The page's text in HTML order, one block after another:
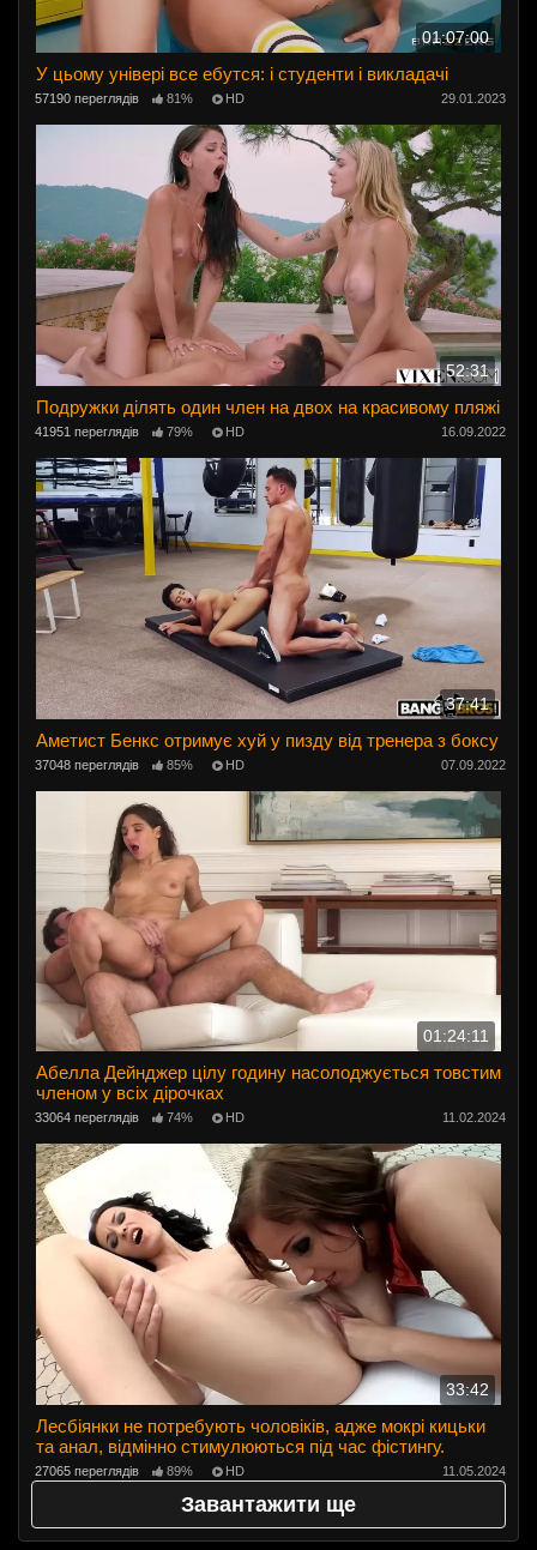
01:07:00
У цьому універі все ебутся: і студенти і викладачі
57190 переглядів 81% HD 29.01.2023
52:31
Подружки ділять один член на двох на красивому пляжі
41951 переглядів 79% HD 16.09.2022
37:41
Аметист Бенкс отримує хуй у пизду від тренера з боксу
37048 переглядів 85% HD 07.09.2022
01:24:11
Абелла Дейнджер цілу годину насолоджується товстим
членом у всіх дірочках
33064 переглядів 74% HD 11.02.2024
33:42
Лесбіянки не потребують чоловіків, адже мокрі кицьки
та анал, відмінно стимулюються під час фістингу.
27065 переглядів 89% HD 11.05.2024
Завантажити ще